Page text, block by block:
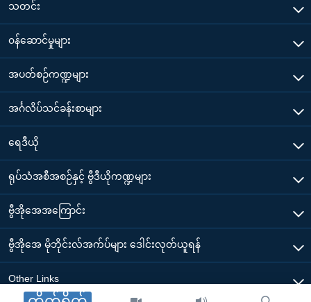
သတင်း
၀န်ဆောင်မှုများ
အပတ်စဉ်ကဏ္ဍများ
အင်္ဂလိပ်သင်ခန်းစာများ
ရေဒီယို
ရုပ်သံအစီအစဉ်နှင့် ဗွီဒီယိုကဏ္ဍများ
ဗွီအိုအေအကြောင်း
ဗွီအိုအေ မိုဘိုင်းလ်အက်ပ်များ ဒေါင်းလုတ်ယူရန်
Other Links